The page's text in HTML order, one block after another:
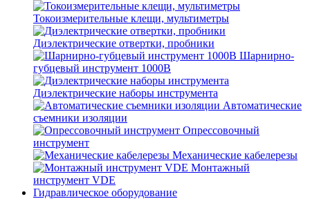
Токоизмерительные клещи, мультиметры
Диэлектрические отвертки, пробники
Шарнирно-
губцевый инструмент 1000В
Диэлектрические наборы инструмента
Автоматические
съемники изоляции
Опрессовочный
инструмент
Механические кабелерезы
Монтажный
инструмент VDE
Гидравлическое оборудование